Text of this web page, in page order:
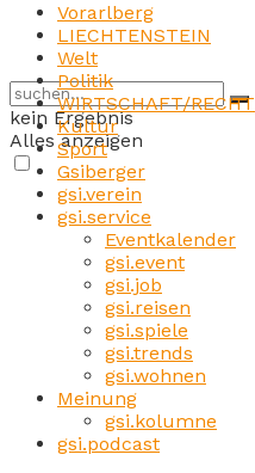
kein Ergebnis
Alles anzeigen
Vorarlberg
LIECHTENSTEIN
Welt
Politik
WIRTSCHAFT/RECHT
Kultur
Sport
Gsiberger
gsi.verein
gsi.service
Eventkalender
gsi.event
gsi.job
gsi.reisen
gsi.spiele
gsi.trends
gsi.wohnen
Meinung
gsi.kolumne
gsi.podcast